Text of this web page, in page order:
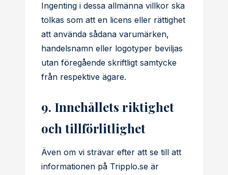
Ingenting i dessa allmänna villkor ska
tolkas som att en licens eller rättighet
att använda sådana varumärken,
handelsnamn eller logotyper beviljas
utan föregående skriftligt samtycke
från respektive ägare.
9. Innehållets riktighet
och tillförlitlighet
Även om vi strävar efter att se till att
informationen på Tripplo.se är